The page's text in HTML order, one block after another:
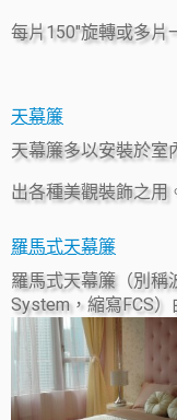
每片150″旋轉或多片
天幕簾
天幕簾多以安裝於室
出各種美觀裝飾之用
羅馬式天幕簾
羅馬式天幕簾（別稱
System，縮寫FCS